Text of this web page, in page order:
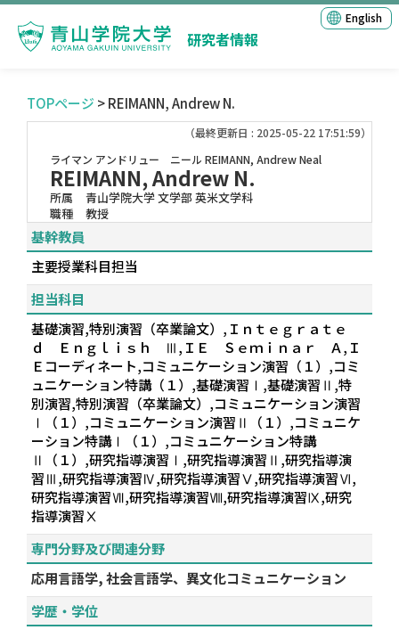
研究者情報
English
TOPページ > REIMANN, Andrew N.
（最終更新日 : 2025-05-22 17:51:59）
ライマン アンドリュー ニール REIMANN, Andrew Neal
REIMANN, Andrew N.
所属
青山学院大学 文学部 英米文学科
職種
教授
基幹教員
主要授業科目担当
担当科目
基礎演習,特別演習（卒業論文）,Ｉｎｔｅｇｒａｔｅ
ｄ Ｅｎｇｌｉｓｈ Ⅲ,ＩＥ Ｓｅｍｉｎａｒ Ａ,Ｉ
Ｅコーディネート,コミュニケーション演習（１）,コミ
ュニケーション特講（１）,基礎演習Ⅰ,基礎演習Ⅱ,特
別演習,特別演習（卒業論文）,コミュニケーション演習
Ⅰ（１）,コミュニケーション演習Ⅱ（１）,コミュニケ
ーション特講Ⅰ（１）,コミュニケーション特講
Ⅱ（１）,研究指導演習Ⅰ,研究指導演習Ⅱ,研究指導演
習Ⅲ,研究指導演習Ⅳ,研究指導演習Ⅴ,研究指導演習Ⅵ,
研究指導演習Ⅶ,研究指導演習Ⅷ,研究指導演習Ⅸ,研究
指導演習Ⅹ
専門分野及び関連分野
応用言語学, 社会言語学、異文化コミュニケーション
学歴・学位